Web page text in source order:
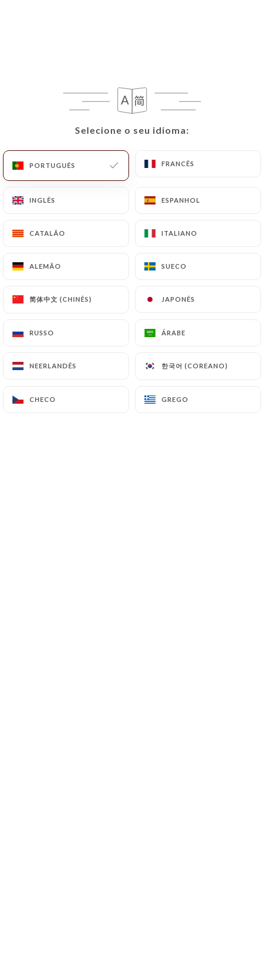
Selecione o seu idioma:
PORTUGUÊS FRANCÊS
INGLÊS ESPANHOL
CATALÃO ITALIANO
ALEMÃO SUECO
简体中文 (CHINÊS) JAPONÊS
RUSSO ÁRABE
NEERLANDÊS 한국어 (COREANO)
CHECO GREGO
Selecione o seu idioma:
PORTUGUÊS FRANCÊS
INGLÊS ESPANHOL
CATALÃO ITALIANO
ALEMÃO SUECO
简体中文 (CHINÊS) JAPONÊS
RUSSO ÁRABE
NEERLANDÊS 한국어 (COREANO)
CHECO GREGO